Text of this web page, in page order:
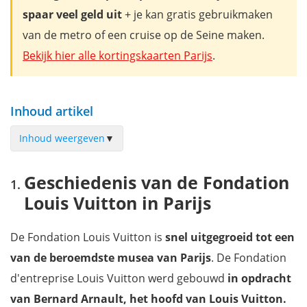
spaar veel geld uit+ je kan gratis gebruikmaken
van de metro of een cruise op de Seine maken.
Bekijk hier alle kortingskaarten Parijs.
Inhoud artikel
Inhoud weergeven ▼
Het indrukwekkende gebouw van Fondation Louis Vuitton
Inside the horizon, het bekendste kunstwerk
Waar bevindt zich het Fondation Louis Vuitton?
Openingsuren van het Fondation Louis Vuitton
Tickets kopen voor het Fondation Louis Vuitton
Geschiedenis van de Fondation
Louis Vuitton in Parijs
De Fondation Louis Vuitton is snel uitgegroeid tot een
van de beroemdste musea van Parijs. De Fondation
d'entreprise Louis Vuitton werd gebouwd in opdracht
van Bernard Arnault, het hoofd van Louis Vuitton.